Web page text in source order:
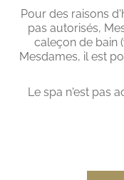
Pour des raisons
pas autorisés,
caleçon de bain
Mesdames, il est
Le spa n'est pas